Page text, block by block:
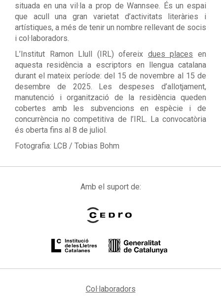
situada en una vil·la a prop de Wannsee. És un espai
que acull una gran varietat d’activitats literàries i
artístiques, a més de tenir un nombre rellevant de socis
i col·laboradors.
L’Institut Ramon Llull (IRL) ofereix dues places en
aquesta residència a escriptors en llengua catalana
durant el mateix període: del 15 de novembre al 15 de
desembre de 2025. Les despeses d’allotjament,
manutenció i organització de la residència queden
cobertes amb les subvencions en espècie i de
concurrència no competitiva de l’IRL. La convocatòria
és oberta fins al 8 de juliol.
Fotografia: LCB / Tobias Bohm
Amb el suport de:
Col·laboradors